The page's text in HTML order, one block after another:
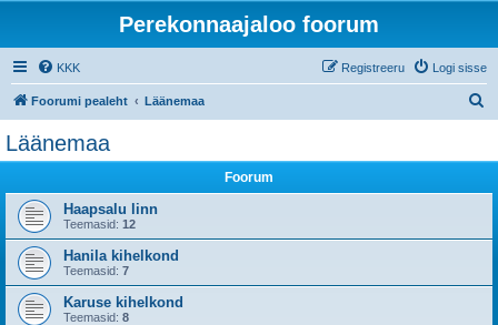
Perekonnaajaloo foorum
KKK Logi sisse
Registreeru
Foorumi pealeht Läänemaa
Läänemaa
Foorum
Haapsalu linn
Teemasid: 12
Hanila kihelkond
Teemasid: 7
Karuse kihelkond
Teemasid: 8